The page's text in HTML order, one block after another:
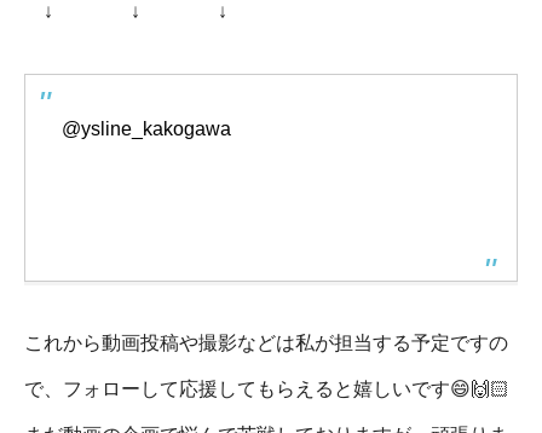
↓ ↓ ↓
@ysline_kakogawa
これから動画投稿や撮影などは私が担当する予定ですの
で、フォローして応援してもらえると嬉しいです😄🙌🏻